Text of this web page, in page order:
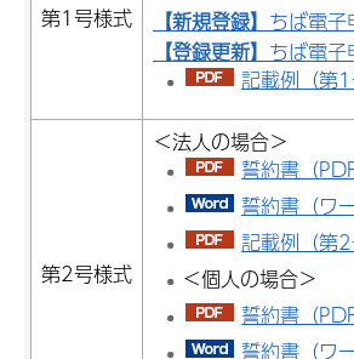
第1号様式
【新規登録】 ちば電
【登録更新】 ちば電
記載例（第
第2号様式
＜法人の場合＞
誓約書（
誓約書（ワ
記載例（第
＜個人の場合＞
誓約書（
誓約書（ワ